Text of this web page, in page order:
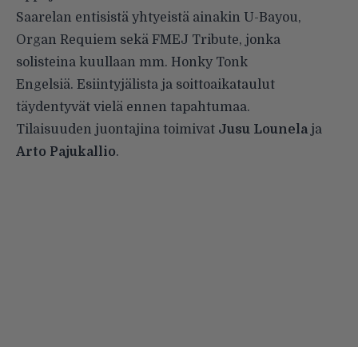
Saarelan entisistä yhtyeistä ainakin U-Bayou,
Organ Requiem sekä FMEJ Tribute, jonka
solisteina kuullaan mm. Honky Tonk
Engelsiä. Esiintyjälista ja soittoaikataulut
täydentyvät vielä ennen tapahtumaa.
Tilaisuuden juontajina toimivat Jusu Lounelaja
Arto Pajukallio.